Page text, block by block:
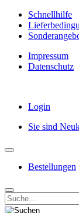
Schnellhilfe
Impressum
Datenschutz
Login
Sie sind
Bestellungen